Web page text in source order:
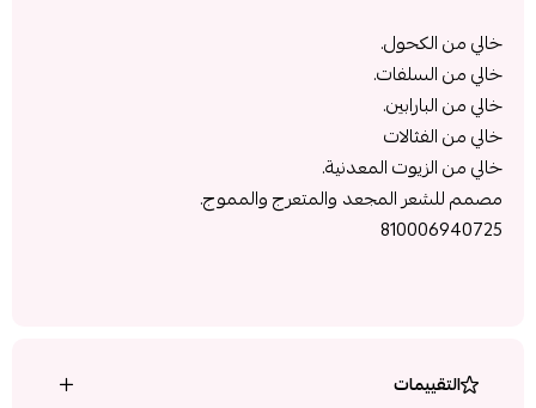
خالي من الكحول.
خالي من السلفات.
خالي من البارابين.
خالي من الفثالات
خالي من الزيوت المعدنية.
مصمم للشعر المجعد والمتعرج والمموج.
810006940725
التقييمات